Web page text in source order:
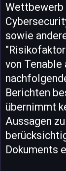
Wettbewerb
sowie
von Tenable
Berichten
übernimmt
Aussagen
Dokuments